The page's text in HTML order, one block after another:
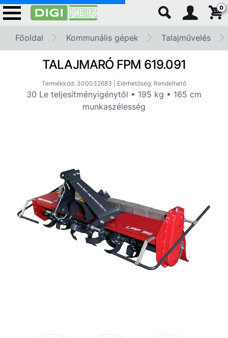
0
Főoldal Kommunális gépek Talajművelés
TALAJMARÓ FPM 619.091
Termékkód: 300032683 | Elérhetőség: Rendelhető
30 Le teljesítményigénytől • 195 kg • 165 cm
munkaszélesség